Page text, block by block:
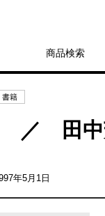
商品検索
書籍
／ 田中
年5月1日